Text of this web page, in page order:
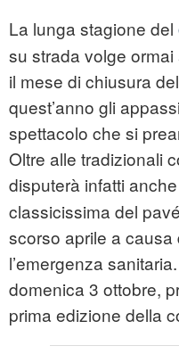
La lunga stagione del
su strada volge
il mese di chiusura
quest’anno gli
spettacolo che si
Oltre alle tradizionali
disputerà infatti
classicissima del
scorso aprile a
l’emergenza
domenica 3 ottobre,
prima edizione della